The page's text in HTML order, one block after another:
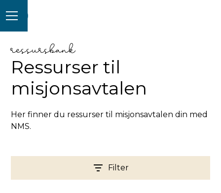
ressursbank
Ressurser til
misjonsavtalen
Her finner du ressurser til misjonsavtalen din med
NMS.
Filter